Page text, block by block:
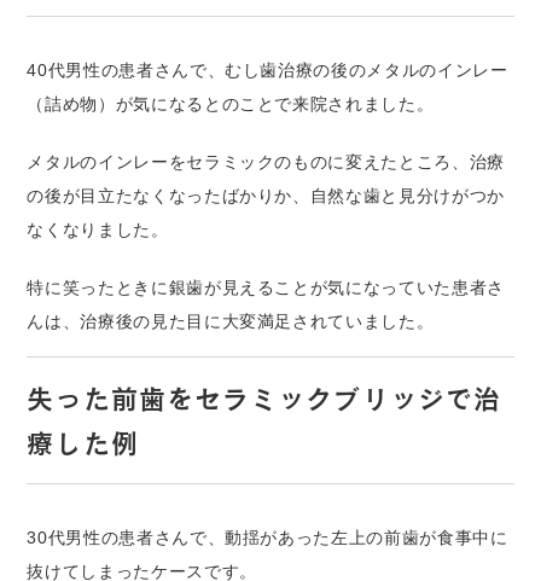
40代男性の患者さんで、むし歯治療の後のメタルのインレー
（詰め物）が気になるとのことで来院されました。
メタルのインレーをセラミックのものに変えたところ、治療
の後が目立たなくなったばかりか、自然な歯と見分けがつか
なくなりました。
特に笑ったときに銀歯が見えることが気になっていた患者さ
んは、治療後の見た目に大変満足されていました。
失った前歯をセラミックブリッジで治
療した例
30代男性の患者さんで、動揺があった左上の前歯が食事中に
抜けてしまったケースです。